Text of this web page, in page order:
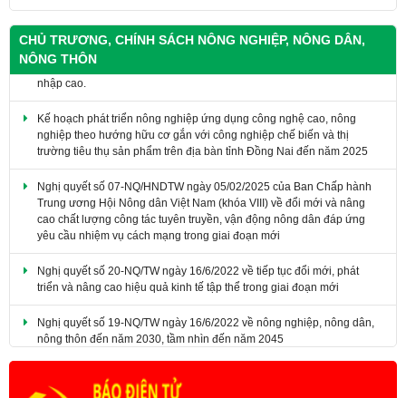
CHỦ TRƯƠNG, CHÍNH SÁCH NÔNG NGHIỆP, NÔNG DÂN,
NÔNG THÔN
Kế hoạch phát triển nông nghiệp ứng dụng công nghệ cao, nông
nghiệp theo hướng hữu cơ gắn với công nghiệp chế biến và thị
trường tiêu thụ sản phẩm trên địa bàn tỉnh Đồng Nai đến năm 2025
​Nghị quyết số 07-NQ/HNDTW ngày 05/02/2025 của Ban Chấp hành
Trung ương Hội Nông dân Việt Nam (khóa VIII) về đổi mới và nâng
cao chất lượng công tác tuyên truyền, vận động nông dân đáp ứng
yêu cầu nhiệm vụ cách mạng trong giai đoạn mới
Nghị quyết số 20-NQ/TW ngày 16/6/2022 về tiếp tục đổi mới, phát
triển và nâng cao hiệu quả kinh tế tập thể trong giai đoạn mới
Nghị quyết số 19-NQ/TW ngày 16/6/2022 về nông nghiệp, nông dân,
nông thôn đến năm 2030, tầm nhìn đến năm 2045
Nghị quyết số 18-NQ/TW ngày 16/6/2022 về tiếp tục đổi mới, hoàn
dụng đất, tạo động lực đưa nước ta trở thành nước phát triển có thu
nhập cao.